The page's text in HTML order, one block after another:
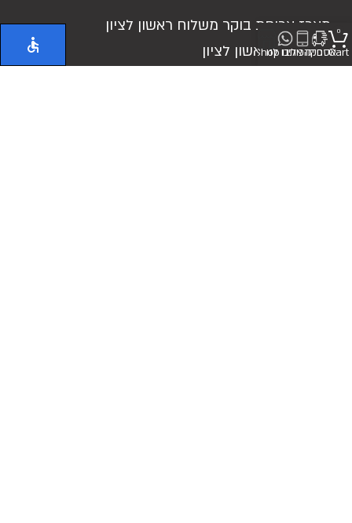
מארז ארוחת בוקר משלוח ראשון לציון
אוכל מוכן ראשון לציון
0
Cartאספקה
חייגו אלינו
כיתבו לנוShop